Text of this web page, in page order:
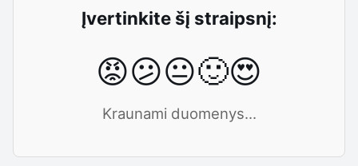
Įvertinkite šį straipsnį:
😡😕😐🙂😍
Kraunami duomenys...